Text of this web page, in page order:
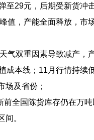
至29元，后期受新货冲
值，产能全面释放，市
气双重因素导致减产，
成本线；11月行情持续
场及省份；
全国陈货库存仍在万
间。